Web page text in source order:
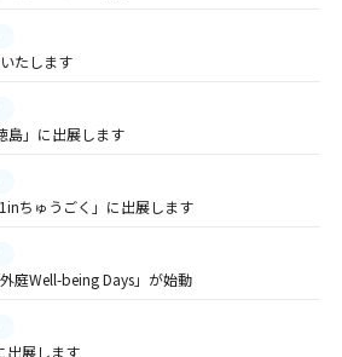
たします
島」に出展します
ちゅうごく」に出展します
庭Well-being Days」が始動
出展します